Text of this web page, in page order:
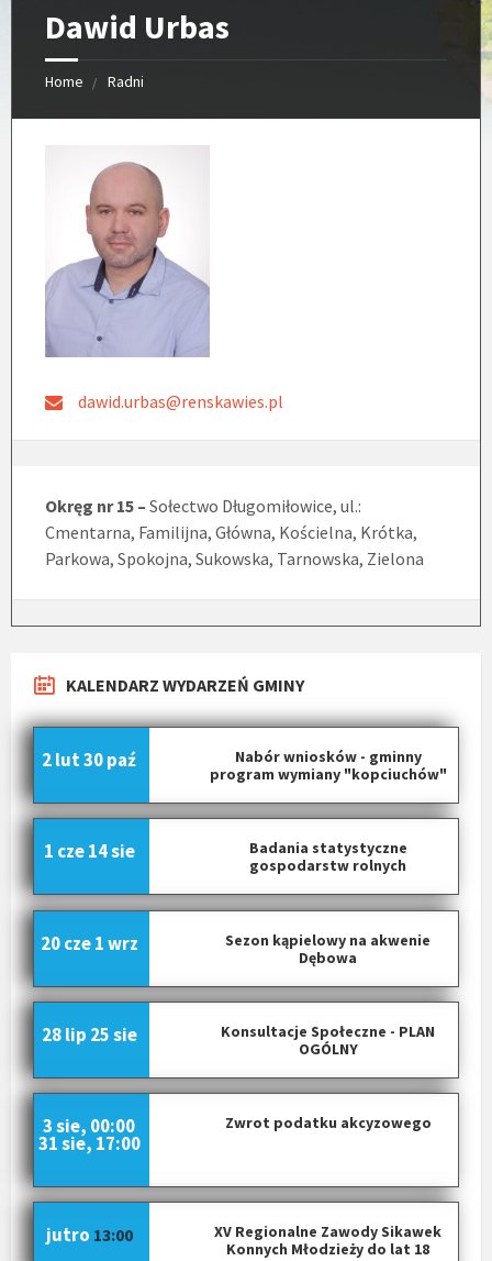
Dawid Urbas
Home Radni
dawid.urbas@renskawies.pl
Okręg nr 15 – Sołectwo Długomiłowice, ul.:
Cmentarna, Familijna, Główna, Kościelna, Krótka,
Parkowa, Spokojna, Sukowska, Tarnowska, Zielona
KALENDARZ WYDARZEŃ GMINY
Nabór wniosków - gminny
program wymiany "kopciuchów"
2 lut30 paź
Badania statystyczne
gospodarstw rolnych
1 cze 14 sie
Sezon kąpielowy na akwenie
Dębowa
20 cze 1 wrz
Konsultacje Społeczne - PLAN
OGÓLNY
28 lip 25 sie
Zwrot podatku akcyzowego
3 sie, 00:00
31 sie, 17:00
XV Regionalne Zawody Sikawek
Konnych Młodzieży do lat 18
jutro 13:00